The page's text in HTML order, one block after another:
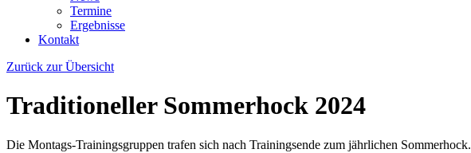
Termine
Ergebnisse
Kontakt
Zurück zur Übersicht
Traditioneller Sommerhock 2024
Die Montags-Trainingsgruppen trafen sich nach Trainingsende zum jährlichen Sommerhock.